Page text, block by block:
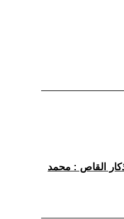
القاص : محمد